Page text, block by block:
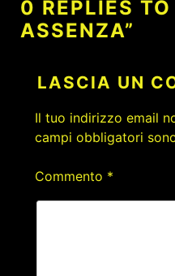
0 REPLIES
ASSENZA”
LASCIA UN
Il tuo indirizzo email
campi obbligatori
Commento *